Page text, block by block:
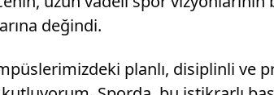
değindi.
planlı, disiplinli ve